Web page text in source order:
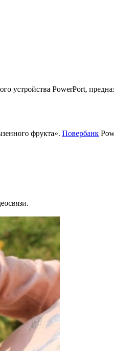
устройства PowerPort,
фрукта». Повербанк